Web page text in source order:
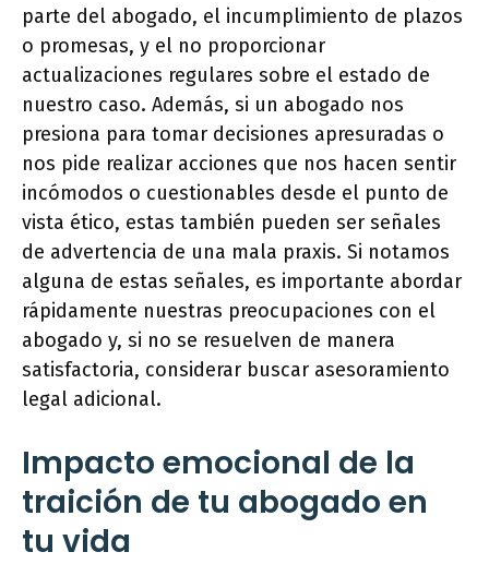
parte del abogado, el incumplimiento de plazos
o promesas, y el no proporcionar
actualizaciones regulares sobre el estado de
nuestro caso. Además, si un abogado nos
presiona para tomar decisiones apresuradas o
nos pide realizar acciones que nos hacen sentir
incómodos o cuestionables desde el punto de
vista ético, estas también pueden ser señales
de advertencia de una mala praxis. Si notamos
alguna de estas señales, es importante abordar
rápidamente nuestras preocupaciones con el
abogado y, si no se resuelven de manera
satisfactoria, considerar buscar asesoramiento
legal adicional.
Impacto emocional de la
traición de tu abogado en
tu vida